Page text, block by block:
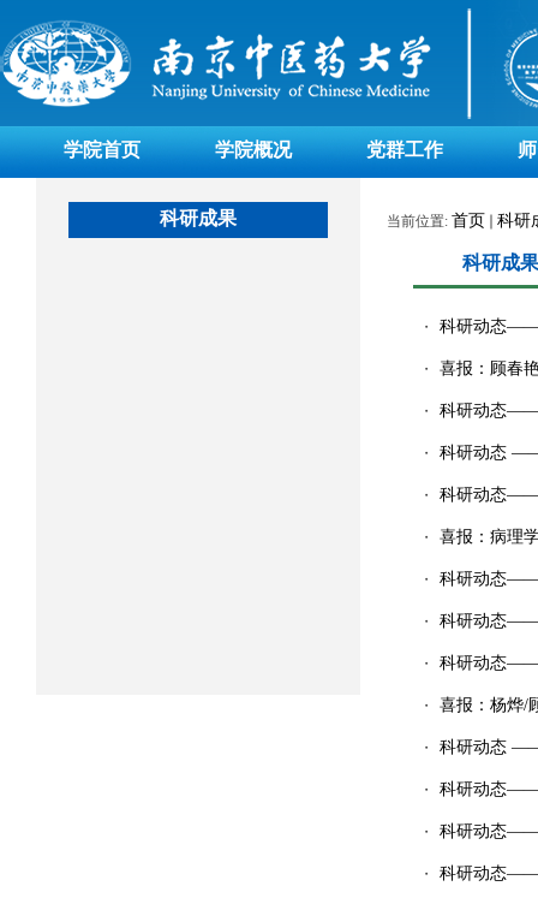
学院首页 学院概况 党群工作
科研成果 当前位置: 首页 科研
科研成果
・ 科研动态——
・ 喜报：顾春
・ 科研动态——
・ 科研动态 ——
・ 科研动态——
・ 喜报：病理
・ 科研动态——
・ 科研动态——
・ 科研动态——
・ 喜报：杨烨/
・ 科研动态 ——
・ 科研动态——
・ 科研动态——
・ 科研动态——